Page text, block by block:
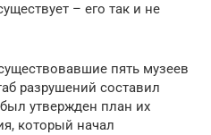
– его так и не
пять музеев
разрушений составил
утвержден план их
который начал